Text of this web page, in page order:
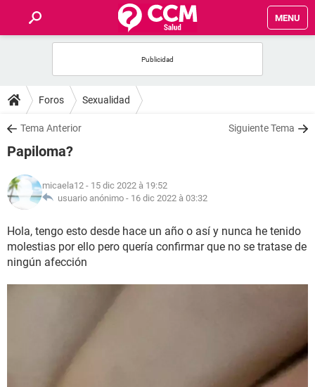
MENU
FORUMS
SALUD
FAMILIA
NUTRICIÓN
BIENESTAR
SEXUALIDAD
Foros Sexualidad
Tema Anterior Siguiente Tema
Papiloma?
micaela12 - 15 dic 2022 à 19:52
usuario anónimo - 16 dic 2022 à 03:32
Hola, tengo esto desde hace un año o así y nunca he tenido
molestias por ello pero quería confirmar que no se tratase de
ningún afección